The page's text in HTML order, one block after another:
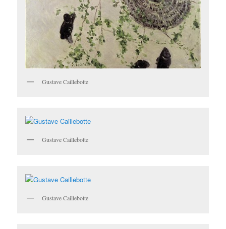
Gustave Caillebotte
Gustave Caillebotte
Gustave Caillebotte